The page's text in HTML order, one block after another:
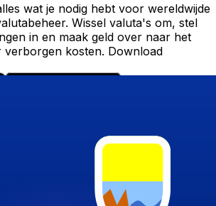
wat je nodig hebt voor wereldwijde
Wissel valuta's om, stel
in en maak geld over naar het
verborgen kosten. Download